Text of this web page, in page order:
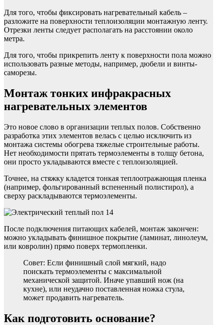
Для того, чтобы фиксировать нагревательный кабель –
разложите на поверхности теплоизоляции монтажную ленту.
Отрезки ленты следует располагать на расстоянии около
метра.
Для того, чтобы прикрепить ленту к поверхности пола можно
использовать разные методы, например, дюбели и винты-
саморезы.
Монтаж тонких инфракрасных
нагревательных элементов
Это новое слово в организации теплых полов. Собственно
разработка этих элементов велась с целью исключить из
монтажа системы обогрева тяжелые строительные работы.
Нет необходимости прятать термоэлементы в толщу бетона,
они просто укладываются вместе с теплоизоляцией.
Точнее, на стяжку кладется тонкая теплоотражающая пленка
(например, фольгированный вспененный полистирол), а
сверху раскладываются термоэлементы.
После подключения питающих кабелей, монтаж закончен:
можно укладывать финишное покрытие (ламинат, линолеум,
или ковролин) прямо поверх термопленки.
Совет: Если финишный слой мягкий, надо
поискать термоэлементы с максимальной
механической защитой. Иначе упавший нож (на
кухне), или неудачно поставленная ножка стула,
может продавить нагреватель.
Как подготовить основание?